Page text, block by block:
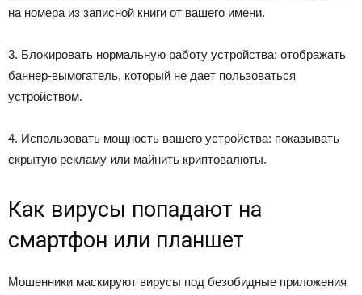
на номера из записной книги от вашего имени.
3. Блокировать нормальную работу устройства: отображать
баннер-вымогатель, который не дает пользоваться
устройством.
4. Использовать мощность вашего устройства: показывать
скрытую рекламу или майнить криптовалюты.
Как вирусы попадают на
смартфон или планшет
Мошенники маскируют вирусы под безобидные приложения